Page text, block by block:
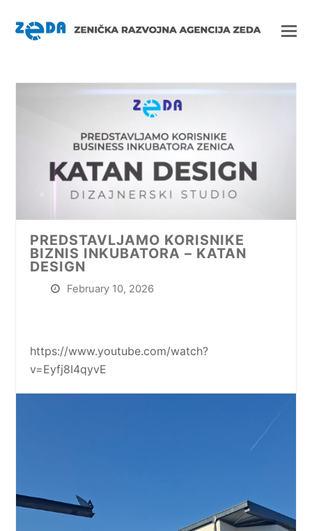
PREDSTAVLJAMO KORISNIKE
BIZNIS INKUBATORA – KATAN
DESIGN
February 10, 2026
https://www.youtube.com/watch?
v=Eyfj8I4qyvE